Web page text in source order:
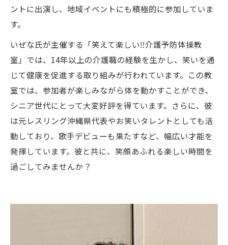
ントに出演し、地域イベントにも積極的に参加していま
す。
いぜな氏が主催する「笑えて楽しい‼️介護予防体操教
室」では、14年以上の介護職の経験を生かし、笑いを通
じて健康を促進する取り組みが行われています。この教
室では、参加者が楽しみながら体を動かすことができ、
シニア世代にとって大変好評を得ています。さらに、彼
は元レスリング沖縄県代表やお笑いタレントとしても活
動しており、歌手デビューも果たすなど、幅広い才能を
発揮しています。彼と共に、笑顔あふれる楽しい時間を
過ごしてみませんか？